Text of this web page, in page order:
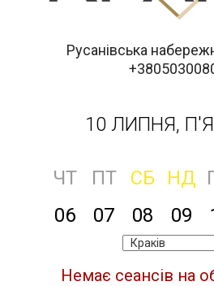
Русанівська
10 ЛИПНЯ,
ЧТ ПТ СБ НД
06
07 08 09
Немає сеансів на